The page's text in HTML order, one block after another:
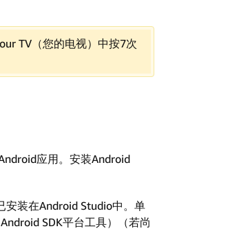
TV（您的电视）中按7次
应用。安装Android
安装在Android Studio中。单
Android SDK平台工具）（若尚